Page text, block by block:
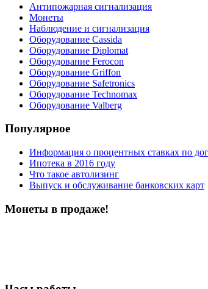
Антипожарная сигнализация
Монеты
Наблюдение и сигнализация
Оборудование Cassida
Оборудование Diplomat
Оборудование Ferocon
Оборудование Griffon
Оборудование Safetronics
Оборудование Technomax
Оборудование Valberg
Популярное
Информация о процентных ставках по
Ипотека в 2016 году
Что такое автолизинг
Выпуск и обслуживание банковских карт
Монеты в продаже!